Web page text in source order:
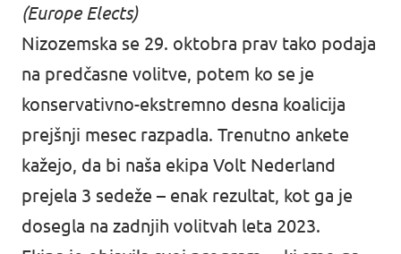
(Europe Elects)
Nizozemska se 29. oktobra prav tako podaja
na predčasne volitve, potem ko se je
konservativno-ekstremno desna koalicija
prejšnji mesec razpadla. Trenutno ankete
kažejo, da bi naša ekipa Volt Nederland
prejela 3 sedeže – enak rezultat, kot ga je
dosegla na zadnjih volitvah leta 2023.